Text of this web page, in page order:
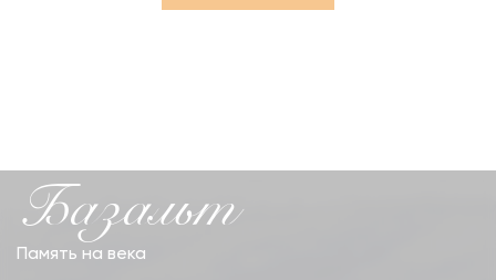
Базальт
Память на века